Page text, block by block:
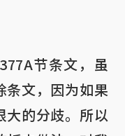
节条文，虽
条文，因为如果
大的分歧。所以